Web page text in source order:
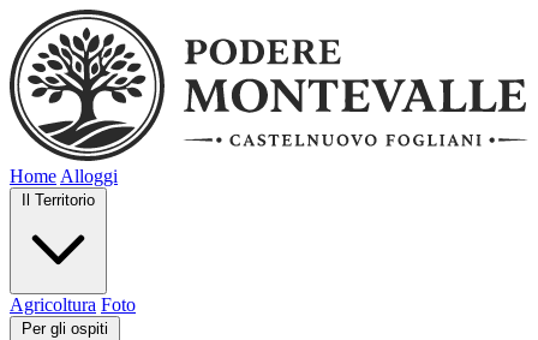
Home Alloggi
Il Territorio
Agricoltura Foto
Per gli ospiti